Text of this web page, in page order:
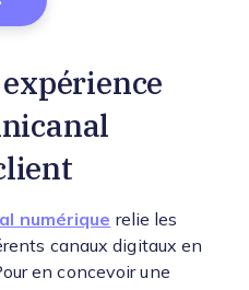
numérique relie les
canaux digitaux en
en concevoir une